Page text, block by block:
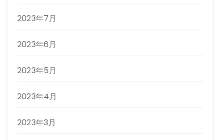
2023年7月
2023年6月
2023年5月
2023年4月
2023年3月